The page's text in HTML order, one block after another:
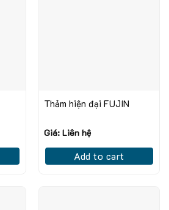
Thảm hiện đại FUJIN
Giá: Liên hệ
Add to cart